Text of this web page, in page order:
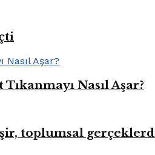
Nasıl Aşar?
toplumsal